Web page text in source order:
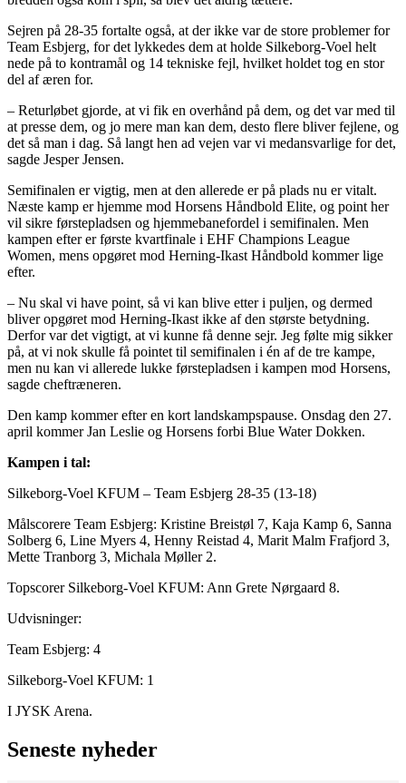
Sejren på 28-35 fortalte også, at der ikke var de store problemer for
Team Esbjerg, for det lykkedes dem at holde Silkeborg-Voel helt
nede på to kontramål og 14 tekniske fejl, hvilket holdet tog en stor
del af æren for.
– Returløbet gjorde, at vi fik en overhånd på dem, og det var med til
at presse dem, og jo mere man kan dem, desto flere bliver fejlene, og
det så man i dag. Så langt hen ad vejen var vi medansvarlige for det,
sagde Jesper Jensen.
Semifinalen er vigtig, men at den allerede er på plads nu er vitalt.
Næste kamp er hjemme mod Horsens Håndbold Elite, og point her
vil sikre førstepladsen og hjemmebanefordel i semifinalen. Men
kampen efter er første kvartfinale i EHF Champions League
Women, mens opgøret mod Herning-Ikast Håndbold kommer lige
efter.
– Nu skal vi have point, så vi kan blive etter i puljen, og dermed
bliver opgøret mod Herning-Ikast ikke af den største betydning.
Derfor var det vigtigt, at vi kunne få denne sejr. Jeg følte mig sikker
på, at vi nok skulle få pointet til semifinalen i én af de tre kampe,
men nu kan vi allerede lukke førstepladsen i kampen mod Horsens,
sagde cheftræneren.
Den kamp kommer efter en kort landskampspause. Onsdag den 27.
april kommer Jan Leslie og Horsens forbi Blue Water Dokken.
Kampen i tal:
Silkeborg-Voel KFUM – Team Esbjerg 28-35 (13-18)
Målscorere Team Esbjerg: Kristine Breistøl 7, Kaja Kamp 6, Sanna
Solberg 6, Line Myers 4, Henny Reistad 4, Marit Malm Frafjord 3,
Mette Tranborg 3, Michala Møller 2.
Topscorer Silkeborg-Voel KFUM: Ann Grete Nørgaard 8.
Udvisninger:
Team Esbjerg: 4
Silkeborg-Voel KFUM: 1
I JYSK Arena.
Seneste nyheder